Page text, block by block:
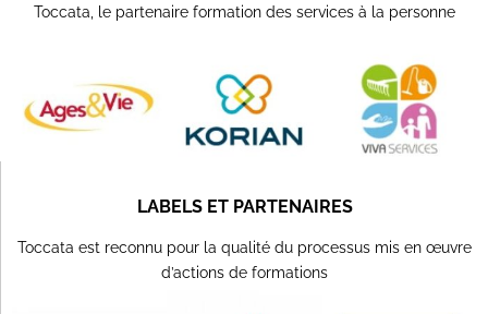
Toccata, le partenaire formation des services à la personne
LABELS ET PARTENAIRES
Toccata est reconnu pour la qualité du processus mis en œuvre
d’actions de formations